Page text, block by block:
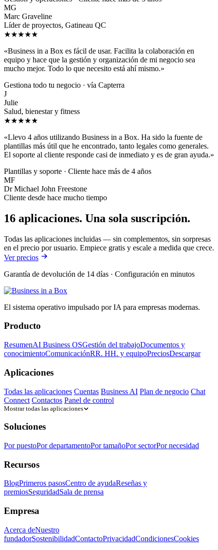
MG
Marc Graveline
Líder de proyectos, Gatineau QC
★★★★★
«Business in a Box es fácil de usar. Facilita la colaboración en
equipo y hace que la gestión y organización de mi negocio sea
mucho mejor. Todo lo que necesito está ahí mismo.»
Gestiona todo tu negocio · vía Capterra
J
Julie
Salud, bienestar y fitness
★★★★★
«Llevo 4 años utilizando Business in a Box. Ha sido la fuente de
plantillas más útil que he encontrado, tanto legales como generales.
El soporte al cliente responde casi de inmediato y es de gran ayuda.»
Plantillas y soporte · Cliente hace más de 4 años
MF
Dr Michael John Freestone
Cliente desde hace mucho tiempo
16 aplicaciones. Una sola suscripción.
Todas las aplicaciones incluidas — sin complementos, sin sorpresas
en el precio por usuario. Empiece gratis y escale a medida que crece.
Ver precios
Garantía de devolución de 14 días · Configuración en minutos
El sistema operativo impulsado por IA para empresas modernas.
Producto
ResumenAI Business OSGestión del trabajoDocumentos y
conocimientoComunicaciónRR. HH. y equipoPreciosDescargar
Aplicaciones
Todas las aplicaciones Cuentas Business AI Plan de negocio Chat
Connect Contactos Panel de control
Mostrar todas las aplicaciones
Soluciones
Por puestoPor departamentoPor tamañoPor sectorPor necesidad
Recursos
BlogPrimeros pasosCentro de ayudaReseñas y
premiosSeguridadSala de prensa
Empresa
Acerca deNuestro
fundadorSostenibilidadContactoPrivacidadCondicionesCookies